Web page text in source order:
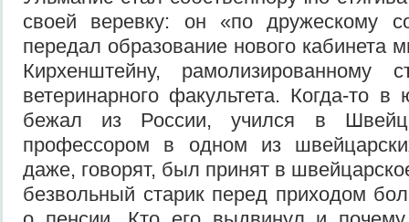
своей веревку: он «по дружескому
передал образование нового кабинета
Кирхенштейну, рамолизированному
ветеринарного факультета. Когда-то
бежал из России, учился в
профессором в одном из
даже, говорят, был принят в
безвольный старик перед приходом